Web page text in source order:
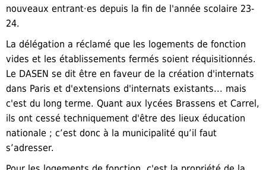
nouveaux entrant·es depuis la fin de l'année scolaire 23-
24.
La délégation a réclamé que les logements de fonction
vides et les établissements fermés soient réquisitionnés.
Le DASEN se dit être en faveur de la création d'internats
dans Paris et d'extensions d'internats existants... mais
c'est du long terme. Quant aux lycées Brassens et Carrel,
ils ont cessé techniquement d'être des lieux éducation
nationale ; c’est donc à la municipalité qu’il faut
s’adresser.